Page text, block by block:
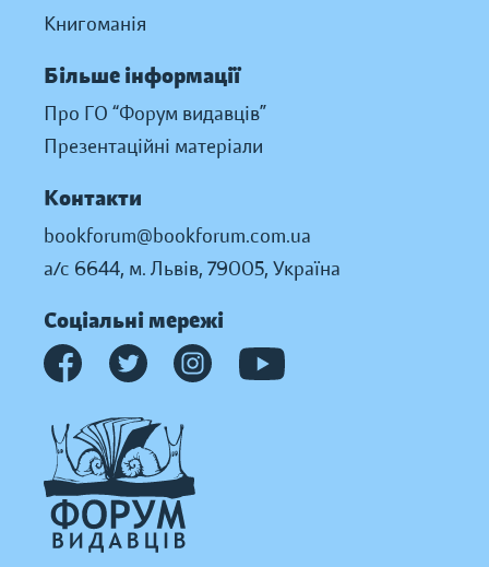
Книгоманія
Більше інформації
Про ГО “Форум видавців”
Презентаційні матеріали
Контакти
bookforum@bookforum.com.ua
а/с 6644, м. Львів, 79005, Україна
Соціальні мережі